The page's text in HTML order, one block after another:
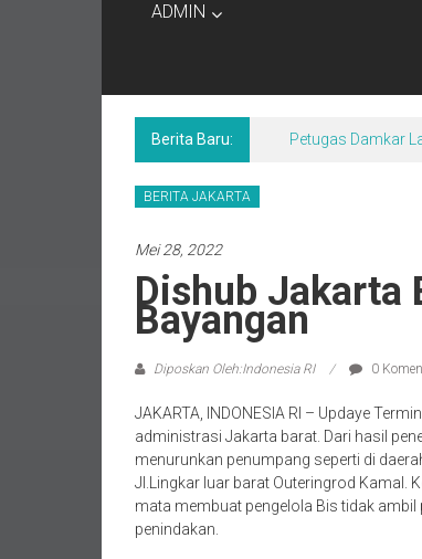
ADMIN
Berita Baru: Petugas Damkar
BERITA JAKARTA
Mei 28, 2022
Dishub Jakarta
Bayangan
Diposkan Oleh:Indonesia RI 0
JAKARTA, INDONESIA RI – Updaye
administrasi Jakarta barat. Dari hasil
menurunkan penumpang seperti di
Jl.Lingkar luar barat Outeringrod Kamal.
mata membuat pengelola Bis tidak
penindakan.